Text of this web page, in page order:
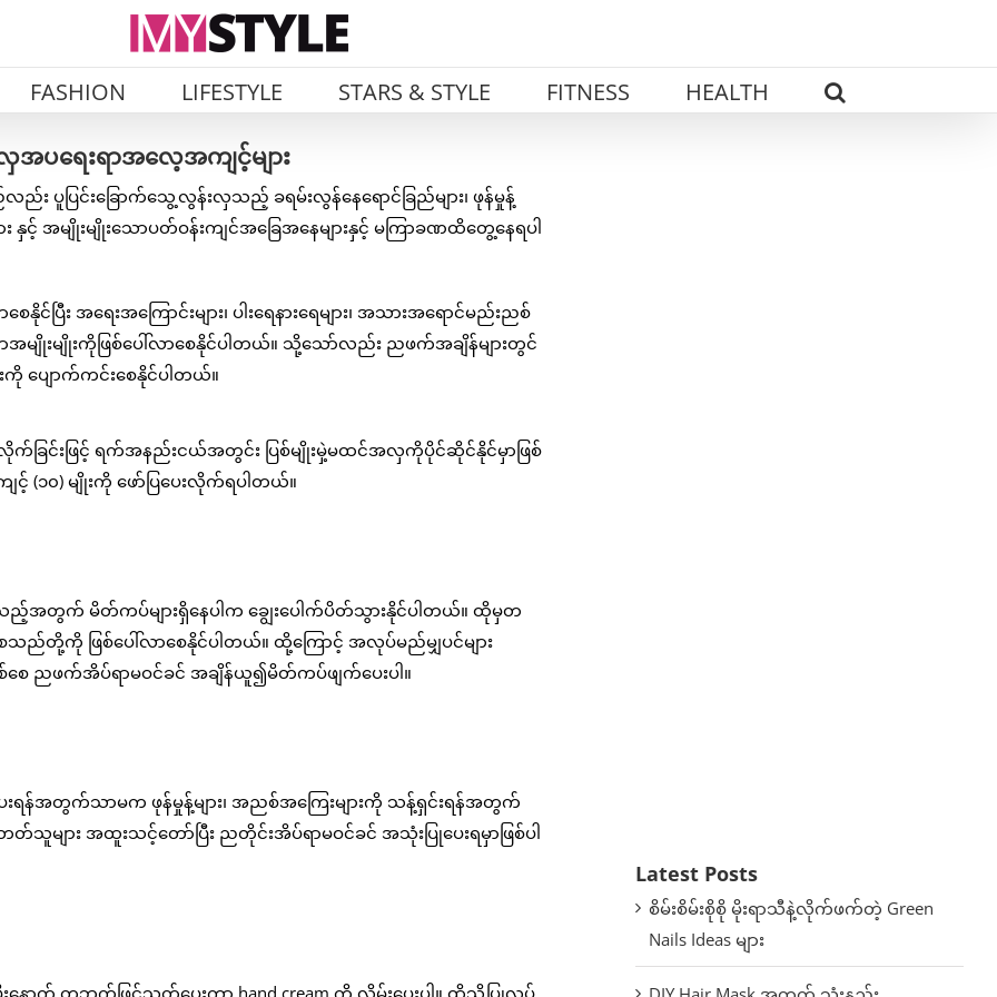
FASHION LIFESTYLE STARS & STYLE FITNESS HEALTH
ရေးရာအလေ့အကျင့်များ
ပြင်းခြောက်သွေ့လွန်းလှသည့် ခရမ်းလွန်နေရောင်ခြည်များ၊ ဖုန်မှုန့်
နှင့် အမျိုးမျိုးသောပတ်ဝန်းကျင်အခြေအနေများနှင့် မကြာခဏထိတွေ့နေရပါ
အရေးအကြောင်းများ၊ ပါးရေနားရေများ၊ အသားအရောင်မည်းညစ်
ျိုးမျိုးကိုဖြစ်ပေါ်လာစေနိုင်ပါတယ်။ သို့သော်လည်း ညဖက်အချိန်များတွင်
ပျောက်ကင်းစေနိုင်ပါတယ်။
ြင်းဖြင့် ရက်အနည်းငယ်အတွင်း ပြစ်မျိုးမှဲ့မထင်အလှကိုပိုင်ဆိုင်နိုင်မှာဖြစ်
(၁၀) မျိုးကို ဖော်ပြပေးလိုက်ရပါတယ်။
အတွက် မိတ်ကပ်များရှိနေပါက ချွေးပေါက်ပိတ်သွားနိုင်ပါတယ်။ ထိုမှတ
စသည်တို့ကို ဖြစ်ပေါ်လာစေနိုင်ပါတယ်။ ထို့ကြောင့် အလုပ်မည်မျှပင်များ
စေ ညဖက်အိပ်ရာမဝင်ခင် အချိန်ယူ၍မိတ်ကပ်ဖျက်ပေးပါ။
န်အတွက်သာမက ဖုန်မှုန့်များ၊ အညစ်အကြေးများကို သန့်ရှင်းရန်အတွက်
ျား အထူးသင့်တော်ပြီး ညတိုင်းအိပ်ရာမဝင်ခင် အသုံးပြုပေးရမှာဖြစ်ပါ
Latest Posts
စိမ်းစိမ်းစိုစို မိုးရာသီနဲ့လိုက်ဖက်တဲ့ Green
Nails Ideas များ